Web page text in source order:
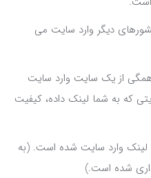
دیگر وارد سایت می
از یک سایت وارد سایت
که به شما لینک داده، کیفیت
لینک وارد سایت شده است. (به
شده است.)